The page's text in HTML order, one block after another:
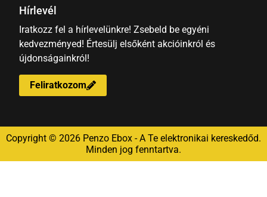
Hírlevél
Iratkozz fel a hírlevelünkre! Zsebeld be egyéni
kedvezményed! Értesülj elsőként akcióinkról és
újdonságainkról!
Feliratkozom
Copyright © 2026 Penzo Ebox - A Te elektronikai kereskedőd.
Minden jog fenntartva.